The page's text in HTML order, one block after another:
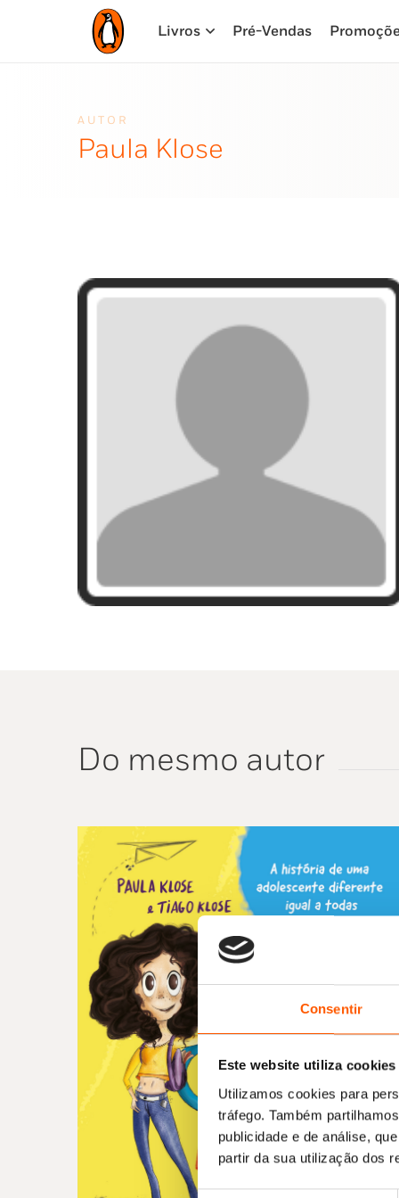
Consentir
Este website utiliza cookies
Utilizamos cookies para
tráfego. Também
publicidade e de análise,
partir da sua utilização dos
Livros Pré-Vendas
AUTOR
Paula Klose
Do mesmo autor